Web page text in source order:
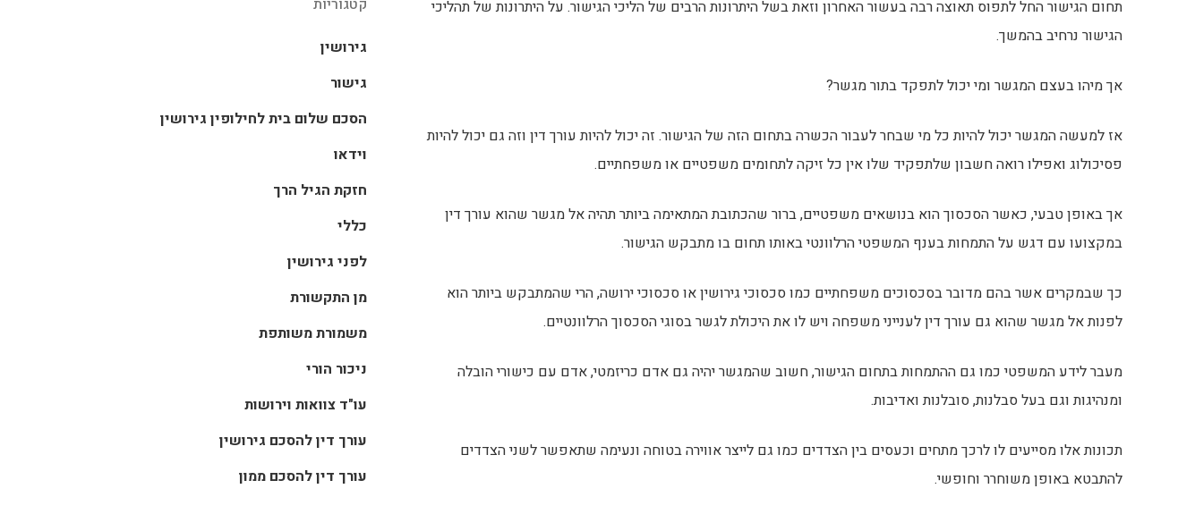
תחום הגישור החל לתפוס תאוצה רבה בעשור האחרון וזאת בשל היתרונות הרבים של הליכי הגישור. על היתרונות של תהליכי
הגישור נרחיב בהמשך.
אך מיהו בעצם המגשר ומי יכול לתפקד בתור מגשר?
אז למעשה המגשר יכול להיות כל מי שבחר לעבור הכשרה בתחום הזה של הגישור. זה יכול להיות עורך דין וזה גם יכול להיות
פסיכולוג ואפילו רואה חשבון שלתפקיד שלו אין כל זיקה לתחומים משפטיים או משפחתיים.
אך באופן טבעי, כאשר הסכסוך הוא בנושאים משפטיים, ברור שהכתובת המתאימה ביותר תהיה אל מגשר שהוא עורך דין
במקצועו עם דגש על התמחות בענף המשפטי הרלוונטי באותו תחום בו מתבקש הגישור.
כך שבמקרים אשר בהם מדובר בסכסוכים משפחתיים כמו סכסוכי גירושין או סכסוכי ירושה, הרי שהמתבקש ביותר הוא
לפנות אל מגשר שהוא גם עורך דין לענייני משפחה ויש לו את היכולת לגשר בסוגי הסכסוך הרלוונטיים.
מעבר לידע המשפטי כמו גם ההתמחות בתחום הגישור, חשוב שהמגשר יהיה גם אדם כריזמטי, אדם עם כישורי הובלה
ומנהיגות וגם בעל סבלנות, סובלנות ואדיבות.
תכונות אלו מסייעים לו לרכך מתחים וכעסים בין הצדדים כמו גם לייצר אווירה בטוחה ונעימה שתאפשר לשני הצדדים
להתבטא באופן משוחרר וחופשי.
קטגוריות
גירושין
גישור
הסכם שלום בית לחילופין גירושין
וידאו
חזקת הגיל הרך
כללי
לפני גירושין
מן התקשורת
משמורת משותפת
ניכור הורי
עו"ד צוואות וירושות
עורך דין להסכם גירושין
עורך דין להסכם ממון